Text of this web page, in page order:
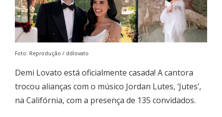
Foto: Reprodução / ddlovato
Demi Lovato está oficialmente casada! A cantora
trocou alianças com o músico Jordan Lutes, ‘Jutes’,
na Califórnia, com a presença de 135 convidados.